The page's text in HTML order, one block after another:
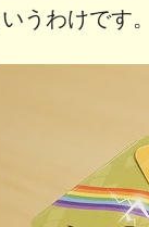
うわけです。